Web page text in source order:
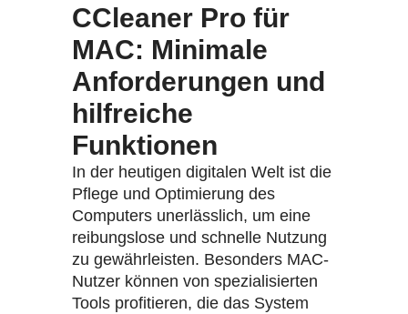
CCleaner Pro für
MAC: Minimale
Anforderungen und
hilfreiche
Funktionen
In der heutigen digitalen Welt ist die
Pflege und Optimierung des
Computers unerlässlich, um eine
reibungslose und schnelle Nutzung
zu gewährleisten. Besonders MAC-
Nutzer können von spezialisierten
Tools profitieren, die das System